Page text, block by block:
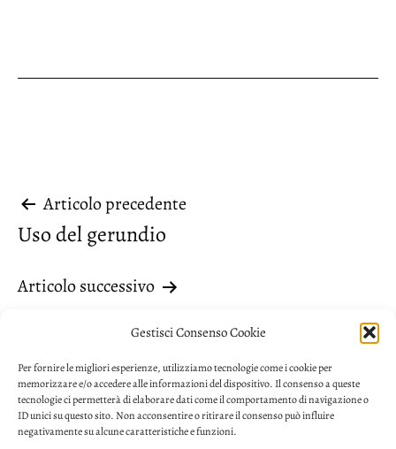
Gestisci Consenso Cookie
Per fornire le migliori esperienze, utilizziamo tecnologie come i cookie per
memorizzare e/o accedere alle informazioni del dispositivo. Il consenso a queste
tecnologie ci permetterà di elaborare dati come il comportamento di navigazione o
ID unici su questo sito. Non acconsentire o ritirare il consenso può influire
negativamente su alcune caratteristiche e funzioni.
Navigazione
articoli
Articolo precedente
Uso del gerundio
Articolo successivo